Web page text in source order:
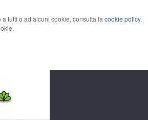
tutti o ad alcuni cookie, consulta la cookie policy.